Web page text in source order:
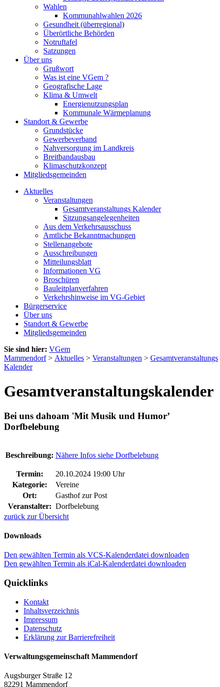
Wahlen
Kommunahlwahlen 2026
Gesundheit (überregional)
Überörtliche Behörden
Notruftafel
Satzungen
Über uns
Grußwort
Was ist eine VGem ?
Geografische Lage
Klima & Umwelt
Energienutzungsplan
Kommunale Wärmeplanung
Standort & Gewerbe
Grundstücke
Gewerbeverband
Nahversorgung im Landkreis
Breitbandausbau
Klimaschutzkonzept
Mitgliedsgemeinden
Aktuelles
Veranstaltungen
Gesamtveranstaltungs Kalender
Sitzungsangelegenheiten
Aus dem Verkehrsausschuss
Amtliche Bekanntmachungen
Stellenangebote
Ausschreibungen
Mitteilungsblatt
Informationen VG
Broschüren
Bauleitplanverfahren
Verkehrshinweise im VG-Gebiet
Bürgerservice
Über uns
Standort & Gewerbe
Mitgliedsgemeinden
Sie sind hier: VGem
Mammendorf> Aktuelles > Veranstaltungen > Gesamtveranstaltungs
Kalender
Gesamtveranstaltungskalender
Bei uns dahoam 'Mit Musik und Humor’
Dorfbelebung
Beschreibung: Nähere Infos siehe Dorfbelebung
Termin:
20.10.2024 19:00 Uhr
Kategorie:
Vereine
Ort:
Gasthof zur Post
Veranstalter: Dorfbelebung
zurück zur Übersicht
Downloads
Den gewählten Termin als VCS-Kalenderdatei downloaden
Den gewählten Termin als iCal-Kalenderdatei downloaden
Quicklinks
Kontakt
Inhaltsverzeichnis
Impressum
Datenschutz
Erklärung zur Barrierefreiheit
Verwaltungsgemeinschaft Mammendorf
Augsburger Straße 12
82291 Mammendorf